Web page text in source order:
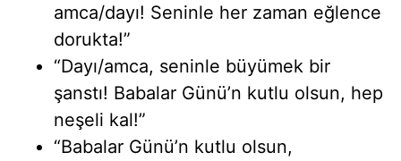
amca/dayı! Seninle her zaman eğlence
dorukta!”
“Dayı/amca, seninle büyümek bir
şanstı! Babalar Günü’n kutlu olsun, hep
neşeli kal!”
“Babalar Günü’n kutlu olsun,